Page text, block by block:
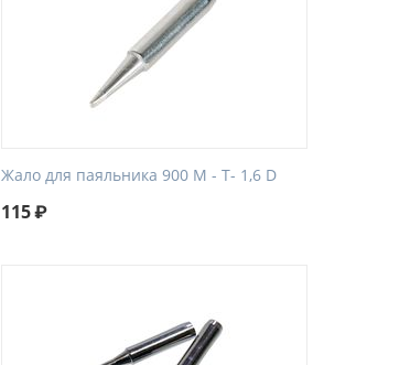
Жало для паяльника 900 М - Т- 1,6 D
115₽